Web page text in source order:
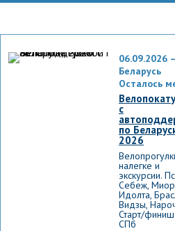
06.09.2026
Беларусь
Осталось
с
по
2026
налегке и
экскурсии.
Себеж,
Идолта,
Видзы,
Старт/
СПб